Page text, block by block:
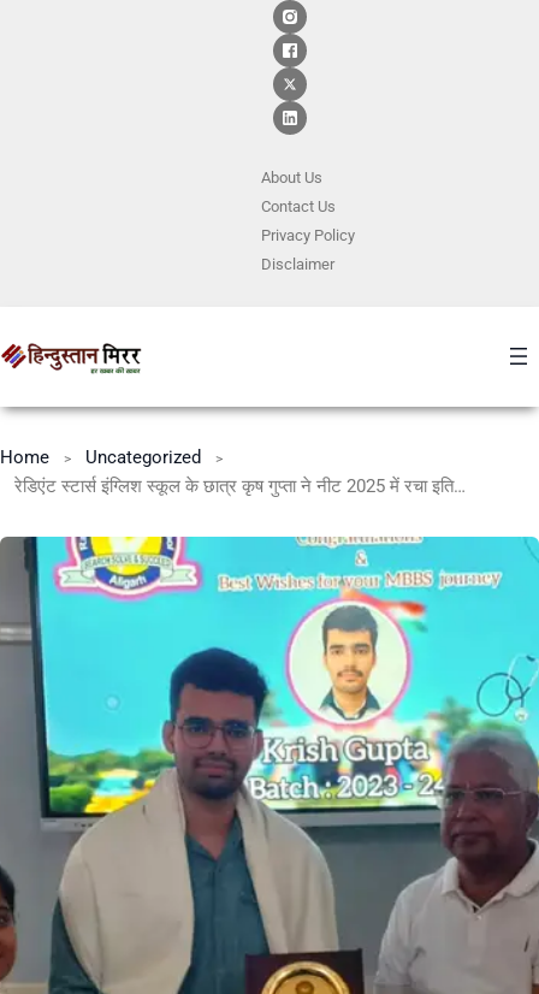
About Us
ContactUs
Privacy Policy
Disclaimer
Home
Uncategorized
रेडिएंट स्टार्स इंग्लिश स्कूल के छात्र कृष गुप्ता ने नीट 2025 में रचा इतिहास